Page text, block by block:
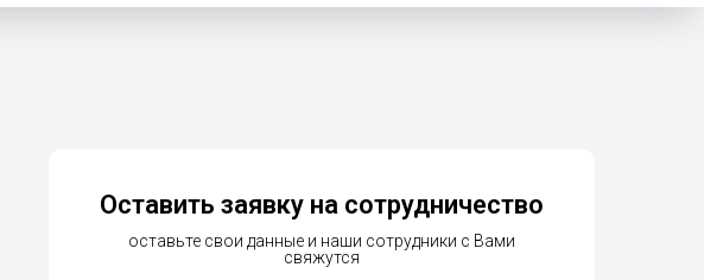
Оставить заявку на сотрудничество
оставьте свои данные и наши сотрудники с Вами
свяжутся